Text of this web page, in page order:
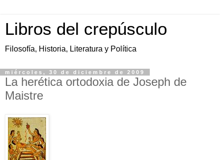
Libros del crepúsculo
Filosofía, Historia, Literatura y Política
miércoles, 30 de diciembre de 2009
La herética ortodoxia de Joseph de
Maistre